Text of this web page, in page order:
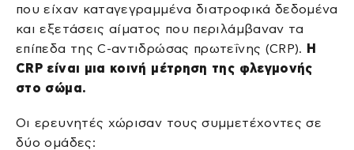
που είχαν καταγεγραμμένα διατροφικά δεδομένα
και εξετάσεις αίματος που περιλάμβαναν τα
επίπεδα της C-αντιδρώσας πρωτεΐνης (CRP). Η
CRP είναι μια κοινή μέτρηση της φλεγμονής
στο σώμα.
Οι ερευνητές χώρισαν τους συμμετέχοντες σε
δύο ομάδες: